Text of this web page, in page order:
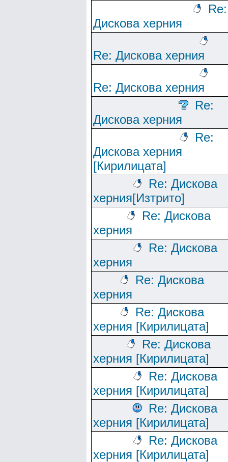
Re:
Дискова херния
Re: Дискова херния
Re: Дискова херния
Re:
Дискова херния
Re:
Дискова херния
[Кирилицата]
Re: Дискова
херния[Изтрито]
Re: Дискова
херния
Re: Дискова
херния
Re: Дискова
херния
Re: Дискова
херния [Кирилицата]
Re: Дискова
херния [Кирилицата]
Re: Дискова
херния [Кирилицата]
Re: Дискова
херния [Кирилицата]
Re: Дискова
херния [Кирилицата]